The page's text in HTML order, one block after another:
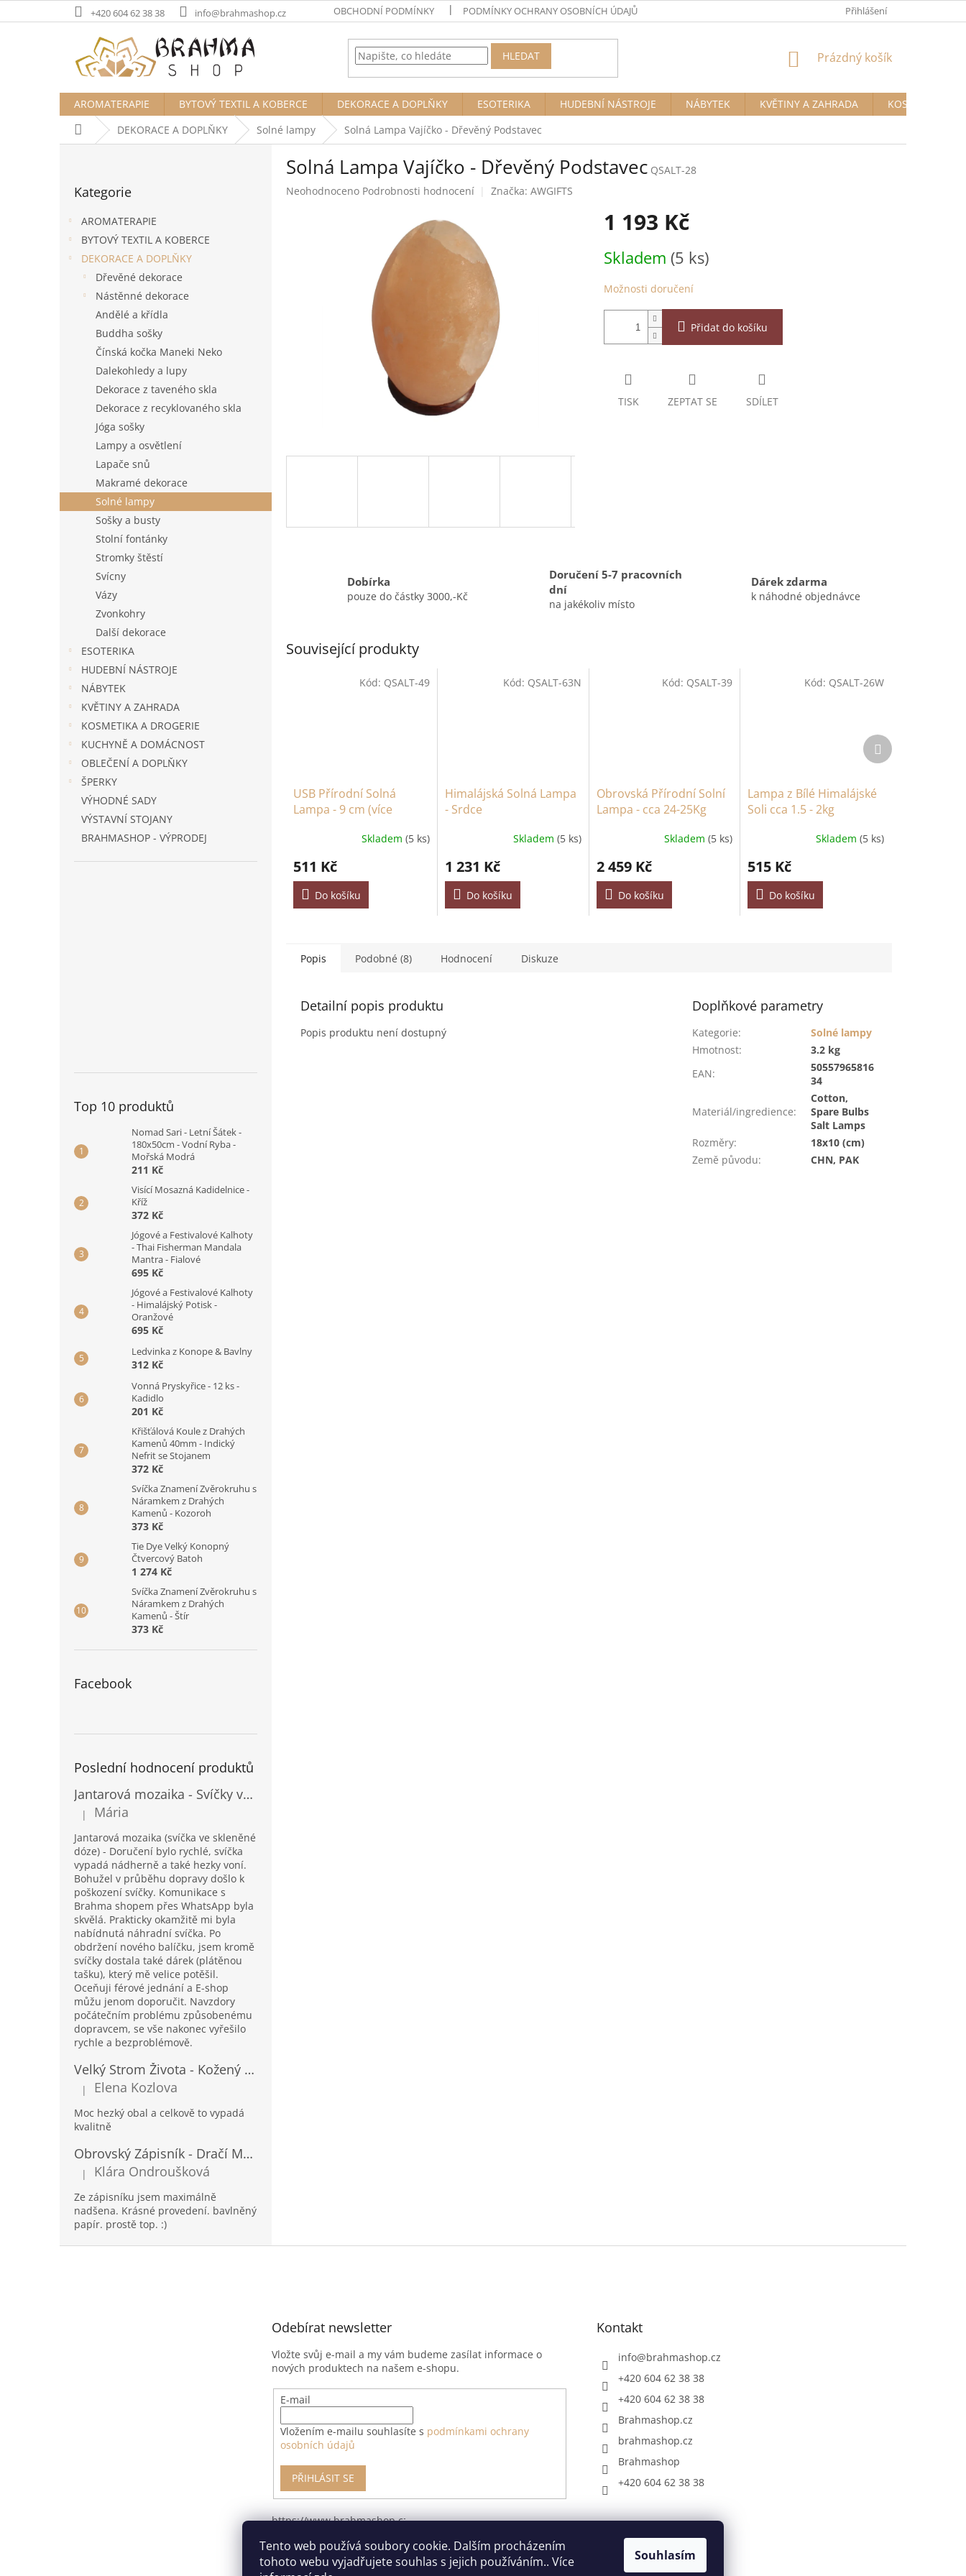
Tento web používá soubory cookie. Dalším procházením
tohoto webu vyjadřujete souhlas s jejich používáním.. Více
Souhlasím
na
+420 604 62 38 38 info@brahmashop.cz OBCHODNÍ PODMÍNKY PODMÍNKY OCHRANY OSOBNÍCH ÚDAJŮ Přihlášení
HLEDAT
NÁKUPNÍ
Prázdný košík
AROMATERAPIE BYTOVÝ TEXTIL A KOBERCE DEKORACE A DOPLŇKY ESOTERIKA HUDEBNÍ NÁSTROJE NÁBYTEK KVĚTINY A ZAHRADA
KOSMETIKA A
Domů DEKORACE A DOPLŇKY Solné lampy Solná Lampa Vajíčko - Dřevěný Podstavec
kategorie
Kategorie
AROMATERAPIE
BYTOVÝ TEXTIL A KOBERCE
DEKORACE A DOPLŇKY
Dřevěné dekorace
Nástěnné dekorace
Andělé a křídla
Buddha sošky
Čínská kočka Maneki Neko
Dalekohledy a lupy
Dekorace z taveného skla
Dekorace z recyklovaného skla
Jóga sošky
Lampy a osvětlení
Lapače snů
Makramé dekorace
Solné lampy
Sošky a busty
Stolní fontánky
Stromky štěstí
Svícny
Vázy
Zvonkohry
Další dekorace
ESOTERIKA
HUDEBNÍ NÁSTROJE
NÁBYTEK
KVĚTINY A ZAHRADA
KOSMETIKA A DROGERIE
KUCHYNĚ A DOMÁCNOST
OBLEČENÍ A DOPLŇKY
ŠPERKY
VÝHODNÉ SADY
VÝSTAVNÍ STOJANY
BRAHMASHOP - VÝPRODEJ
Top 10 produktů
Nomad Sari - Letní Šátek -
180x50cm - Vodní Ryba -
Mořská Modrá
211 Kč
Visící Mosazná Kadidelnice -
Kříž
372 Kč
Jógové a Festivalové Kalhoty
- Thai Fisherman Mandala
Mantra - Fialové
695 Kč
Jógové a Festivalové Kalhoty
- Himalájský Potisk -
Oranžové
695 Kč
Ledvinka z Konope & Bavlny
312 Kč
Vonná Pryskyřice - 12 ks -
Kadidlo
201 Kč
Křišťálová Koule z Drahých
Kamenů 40mm - Indický
Nefrit se Stojanem
372 Kč
Svíčka Znamení Zvěrokruhu s
Náramkem z Drahých
Kamenů - Kozoroh
373 Kč
Tie Dye Velký Konopný
Čtvercový Batoh
1 274 Kč
Svíčka Znamení Zvěrokruhu s
Náramkem z Drahých
Kamenů - Štír
373 Kč
Facebook
Poslední hodnocení produktů
Jantarová mozaika - Svíčky ve skleněných dózách - Vysoké
Hodnocení produktu je 5 z 5 hvězdiček.
| Mária
Jantarová mozaika (svíčka ve skleněné
dóze) - Doručení bylo rychlé, svíčka
vypadá nádherně a také hezky voní.
Bohužel v průběhu dopravy došlo k
poškození svíčky. Komunikace s
Brahma shopem přes WhatsApp byla
skvělá. Prakticky okamžitě mi byla
nabídnutá náhradní svíčka. Po
obdržení nového balíčku, jsem kromě
svíčky dostala také dárek (plátěnou
tašku), který mě velice potěšil.
Oceňuji férové jednání a E-shop
můžu jenom doporučit. Navzdory
počátečním problému způsobenému
dopravcem, se vše nakonec vyřešilo
rychle a bezproblémově.
Velký Strom Života - Kožený Zápisník se Šňůrkou a Kamínkem - 20x16x2cm - 160 Stran
Hodnocení produktu je 5 z 5 hvězdiček.
| Elena Kozlova
Moc hezký obal a celkově to vypadá
kvalitně
Obrovský Zápisník - Dračí Mandala s Chakra Kameny - 100 Stran - 25x34cm
Hodnocení produktu je 5 z 5 hvězdiček.
| Klára Ondroušková
Ze zápisníku jsem maximálně
nadšena. Krásné provedení. bavlněný
papír. prostě top. :)
Solná Lampa Vajíčko - Dřevěný Podstavec QSALT-28
Průměrné
Neohodnoceno Podrobnosti hodnocení Značka: AWGIFTS
1 193 Kč
cena:
Skladem (5 ks)
Možnosti doručení
Přidat do košíku
TISK ZEPTAT SE SDÍLET
Dobírka
pouze do částky 3000,-Kč
Doručení 5-7 pracovních
dní
na jakékoliv místo
Dárek zdarma
k náhodné objednávce
Související produkty
USB Přírodní Solná
Lampa - 9 cm (více
Skladem (5 ks)
511 Kč
Do košíku
Kód: QSALT-49
Himalájská Solná Lampa
- Srdce
Skladem (5 ks)
1 231 Kč
Do košíku
Kód: QSALT-63N
Obrovská Přírodní Solní
Lampa - cca 24-25Kg
Skladem(5 ks)
2 459 Kč
Do košíku
Kód: QSALT-39
Lampa z Bílé Himalájské
Soli cca 1.5 - 2kg
Skladem (5 ks)
515 Kč
Do košíku
Kód: QSALT-26W
Další
produkt
Popis Podobné (8) Hodnocení Diskuze
Detailní popis produktu
Popis produktu není dostupný
Doplňkové parametry
Kategorie:
Solné lampy
Hmotnost:
3.2 kg
EAN:
50557965816
34
Materiál/ingredience:
Cotton,
Spare Bulbs
Salt Lamps
Rozměry:
18x10 (cm)
Země původu: CHN, PAK
Odebírat newsletter
Vložte svůj e-mail a my vám budeme zasílat informace o
nových produktech na našem e-shopu.
E-mail
Vložením e-mailu souhlasíte s podmínkami ochrany
osobních údajů
PŘIHLÁSIT SE
Kontakt
info@brahmashop.cz
+420 604 62 38 38
+420 604 62 38 38
Brahmashop.cz
brahmashop.cz
Brahmashop
+420 604 62 38 38
https://www.brahmashop.cz/formular-
smlouvy/